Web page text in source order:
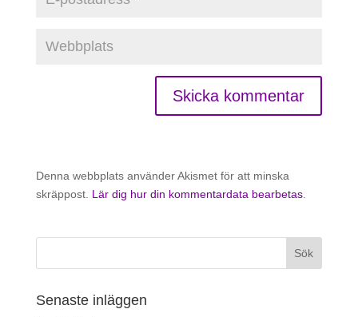
Denna webbplats använder Akismet för att minska
skräppost. Lär dig hur din kommentardata bearbetas.
Senaste inläggen